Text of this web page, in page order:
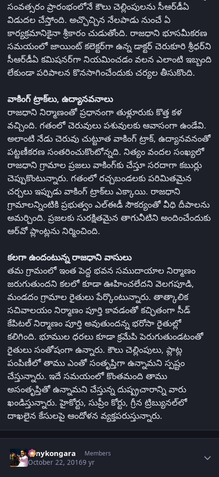
సంవత్సరం ప్రారంభంలోనే కౌలు చెల్లింపులను సీఆర్‌డీఏ
విడుదల చేస్తోంది. అచ్చొచ్చిన నేలపాడు నుంచే ఏ
కార్యక్రమానికైనా శ్రీకారం చుడుతోంది. రాజధాని భూసమీకరణ
సమయంలో జాయింట్‌ కలెక్టర్‌గా ఉన్న డాక్టర్‌ చెరుకూరి శ్రీధర్‌ని
సీఆర్‌డీఏ కమిషనర్‌గా నియమించడం వలన ఎలాంటి ఇబ్బంది
లేకుండా పరిపాలన కొనసాగించేందుకు చర్యల తీసుకొంది.
వాకింగ్‌ ట్రాక్‌లు, ఉద్యానవనాలు
రాజధాని నిర్మాణంతో ప్రధానంగా తుళ్లూరుకు కొత్త కళ
వచ్చింది. గతంలో చెరువులు పశువులకు ఆవాసంగా ఉండేవి.
అలాంటి నేడు చెరువు చుట్టూత వాకింగ్‌ ట్రాక్‌, ఉద్యానవనంతో
పట్టణీకరణ సంతరించుకొంటోన్నది. నిత్యం వందల సంఖ్యలో
రాజధాని గ్రామాల ప్రజలు వాకింగ్‌కు చేస్తూ సరదాగా కబుర్లు
చెప్పుకొంటున్నారు. గతంలో రచ్చబండలకు పరిమితమైన
చర్చలు ఇప్పుడు వాకింగ్‌ ట్రాక్‌లు ఎక్కాయి. రాజధాని
గ్రామాలన్నింటికి ప్రభుత్వం ఎల్‌ఈడీ సౌకర్యంతో వీధి దీపాలను
అమర్చింది. ప్రజలకు సురక్షితమైన తాగునీటిని అందించేందుకు
ఆర్‌వో ప్లాంట్లను నిర్మించింది.
కలగా ఉందంటున్న రాజధాని వాసులు
తమ గ్రామంలో ఇంత పెద్ద భవన సముదాయాల నిర్మాణం
జరుగుతుందని కలలో కూడా ఊహించలేదని వెలగపూడి,
మండదం గ్రామాల రైతులు పేర్కొంటున్నారు. తాత్కాలిక
సచివాలయం నిర్మాణం పూర్తి కావడంతో కచ్ఛితంగా సీడ్‌
కేపిటల్‌ నిర్మాణం పూర్తి అవుతుందన్న భరోసా రైతుల్లో
కలిగింది. భూముల ధరలు కూడా క్రమేపి పెరుగుతుండటంతో
రైతులు సంతోషంగా ఉన్నారు. కౌలు చెల్లింపులు, ప్లాట్ల
పంపిణీలో తాము ఎంతో సంతృప్తిగా ఉన్నామని స్పష్టం
చేస్తున్నారు. ఇదే సమయంలో కొంతమంది తాము
అసంతృప్తితో ఉన్నామని చేస్తున్న దుష్ప్రచారాన్ని వారు
ఖండిస్తున్నారు. హైకోర్టు, సుప్రీం కోర్టు, గ్రీన ట్రిబ్యునల్‌లో
దాఖలైన కేసులపై ఆందోళన వ్యక్తపరుస్తున్నారు.
sonykongara Members
October 22, 20169 yr